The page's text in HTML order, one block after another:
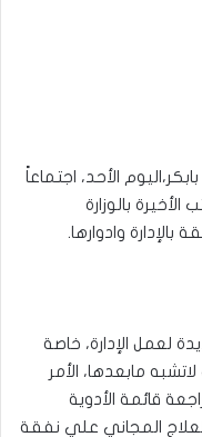
الأحد، اجتماعاً
بالوزارة
وادوارها.
لعمل الإدارة، خاصة
مابعدها، الأمر
قائمة الأدوية
المجاني علي نفقة